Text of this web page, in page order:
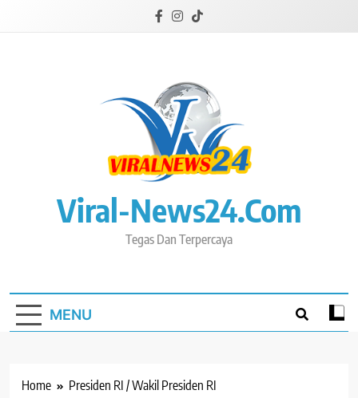
Viral-News24.com
Tegas Dan Terpercaya
MENU
Home Presiden RI / Wakil Presiden RI